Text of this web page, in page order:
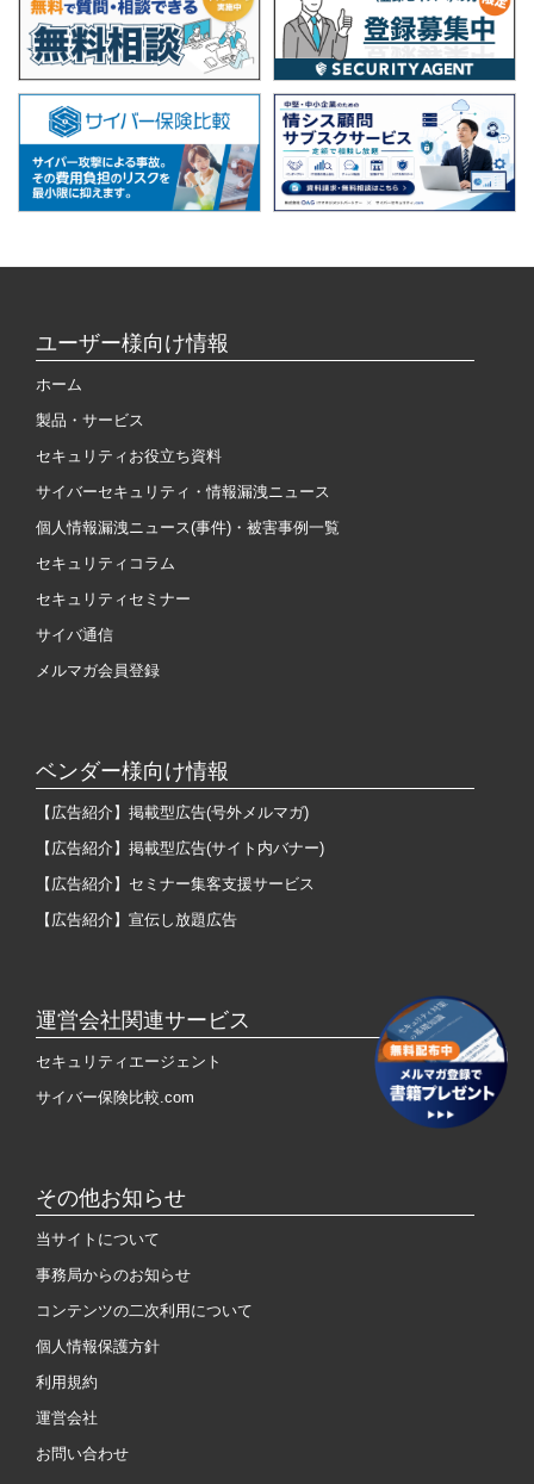
ユーザー様向け情報
ホーム
製品・サービス
セキュリティお役立ち資料
サイバーセキュリティ・情報漏洩ニュース
個人情報漏洩ニュース(事件)・被害事例一覧
セキュリティコラム
セキュリティセミナー
サイバ通信
メルマガ会員登録
ベンダー様向け情報
【広告紹介】掲載型広告(号外メルマガ)
【広告紹介】掲載型広告(サイト内バナー)
【広告紹介】セミナー集客支援サービス
【広告紹介】宣伝し放題広告
運営会社関連サービス
セキュリティエージェント
サイバー保険比較.com
その他お知らせ
当サイトについて
事務局からのお知らせ
コンテンツの二次利用について
個人情報保護方針
利用規約
運営会社
お問い合わせ